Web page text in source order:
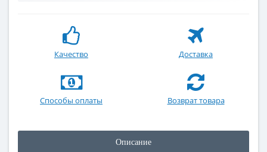
Качество Доставка
Способы оплаты Возврат товара
Описание